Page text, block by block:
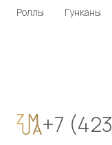
Роллы Гунканы
+7